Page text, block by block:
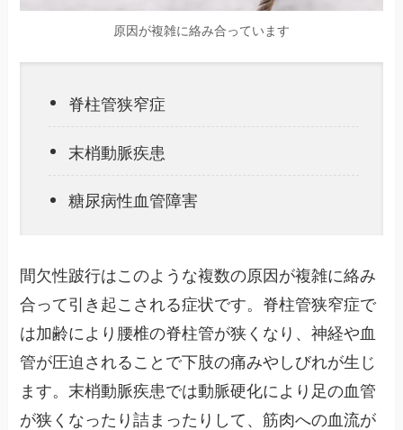
原因が複雑に絡み合っています
脊柱管狭窄症
末梢動脈疾患
糖尿病性血管障害
間欠性跛行はこのような複数の原因が複雑に絡み
合って引き起こされる症状です。脊柱管狭窄症で
は加齢により腰椎の脊柱管が狭くなり、神経や血
管が圧迫されることで下肢の痛みやしびれが生じ
ます。末梢動脈疾患では動脈硬化により足の血管
が狭くなったり詰まったりして、筋肉への血流が